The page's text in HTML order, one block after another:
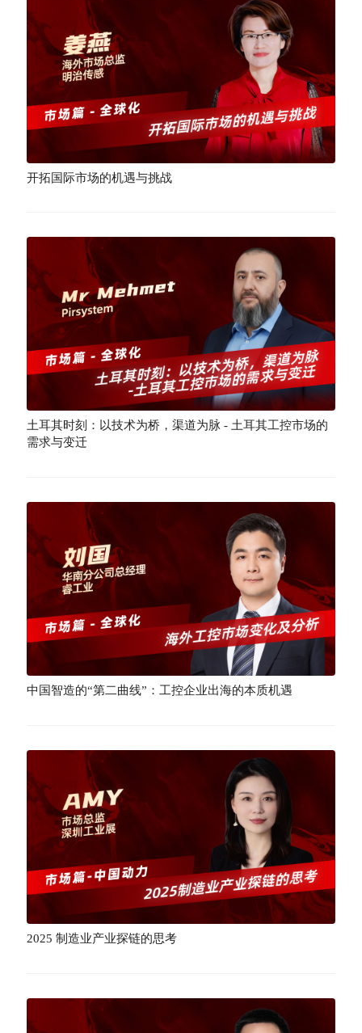
开拓国际市场的机遇与挑战
土耳其时刻：以技术为桥，渠道为脉 - 土耳其工控市场的
需求与变迁
中国智造的“第二曲线”：工控企业出海的本质机遇
2025 制造业产业探链的思考